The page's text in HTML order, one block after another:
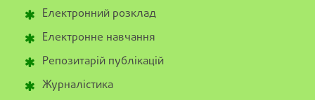
Електронний розклад
Електронне навчання
Репозитарій публікацій
Журналістика